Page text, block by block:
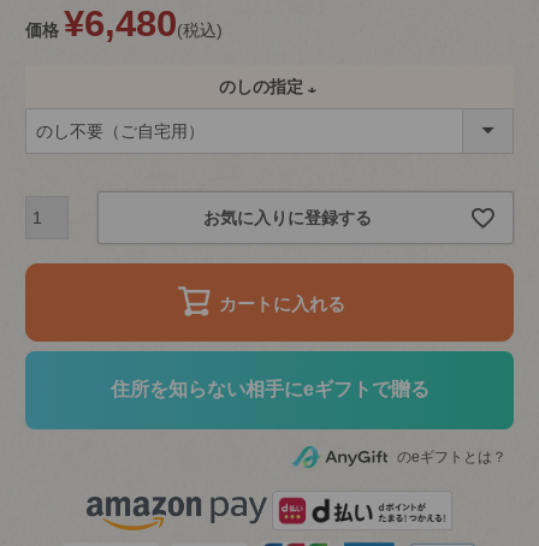
価格 ¥6,480 税込
のしの指定
お気に入りに登録する
カートに入れる
住所を知らない相手にeギフトで贈る
のeギフトとは？